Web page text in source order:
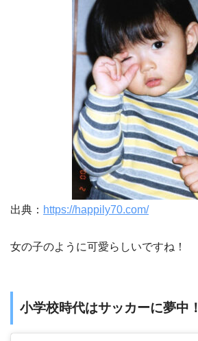
出典： https://happily70.com/
女の子のように可愛らしいですね！
小学校時代はサッカーに夢中！